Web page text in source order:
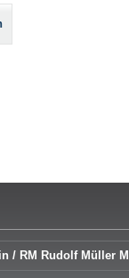
/ RM Rudolf Müller